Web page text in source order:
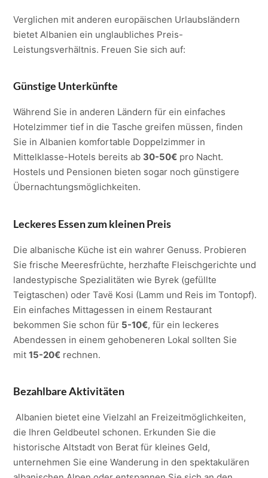
Verglichen mit anderen europäischen Urlaubsländern
bietet Albanien ein unglaubliches Preis-
Leistungsverhältnis. Freuen Sie sich auf:
Günstige Unterkünfte
Während Sie in anderen Ländern für ein einfaches
Hotelzimmer tief in die Tasche greifen müssen, finden
Sie in Albanien komfortable Doppelzimmer in
Mittelklasse-Hotels bereits ab 30-50€ pro Nacht.
Hostels und Pensionen bieten sogar noch günstigere
Übernachtungsmöglichkeiten.
Leckeres Essen zum kleinen Preis
Die albanische Küche ist ein wahrer Genuss. Probieren
Sie frische Meeresfrüchte, herzhafte Fleischgerichte und
landestypische Spezialitäten wie Byrek (gefüllte
Teigtaschen) oder Tavë Kosi (Lamm und Reis im Tontopf).
Ein einfaches Mittagessen in einem Restaurant
bekommen Sie schon für 5-10€, für ein leckeres
Abendessen in einem gehobeneren Lokal sollten Sie
mit 15-20€ rechnen.
Bezahlbare Aktivitäten
Albanien bietet eine Vielzahl an Freizeitmöglichkeiten,
die Ihren Geldbeutel schonen. Erkunden Sie die
historische Altstadt von Berat für kleines Geld,
unternehmen Sie eine Wanderung in den spektakulären